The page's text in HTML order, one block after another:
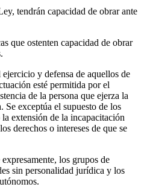
tendrán capacidad de obrar ante
que ostenten capacidad de obrar
y defensa de aquellos de
esté permitida por el
de la persona que ejerza la
Se exceptúa el supuesto de los
extensión de la incapacitación
derechos o intereses de que se
los grupos de
sin personalidad jurídica y los